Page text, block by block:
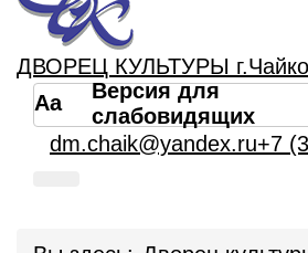
ДВОРЕЦ КУЛЬТУРЫ
Aa
Версия для
слабовидящих
+7
dm.chaik@yandex.ru